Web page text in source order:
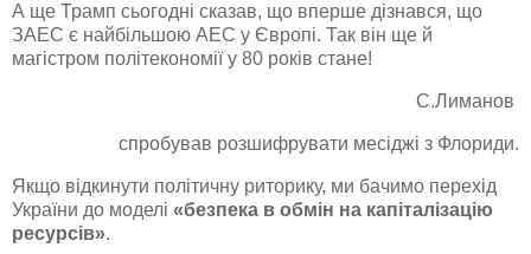
А ще Трамп сьогодні сказав, що вперше дізнався, що
ЗАЕС є найбільшою АЕС у Європі. Так він ще й
магістром політекономії у 80 років стане!
С.Лиманов
спробував розшифрувати месіджі з Флориди.
Якщо відкинути політичну риторику, ми бачимо перехід
України до моделі «безпека в обмін на капіталізацію
ресурсів».